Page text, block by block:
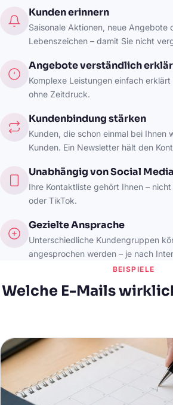
Kunden erinnern
Saisonale Aktionen, neue Angebote
Lebenszeichen – damit Sie nicht
Angebote verständlich
Komplexe Leistungen einfach erklärt
ohne Zeitdruck.
Kundenbindung stärken
Kunden, die schon einmal bei Ihnen
Kunden. Ein Newsletter hält den
Unabhängig von Social Media
Ihre Kontaktliste gehört Ihnen –
oder TikTok.
Gezielte Ansprache
Unterschiedliche Kundengruppen
angesprochen werden – je nach
BEISPIELE
Welche E-Mails